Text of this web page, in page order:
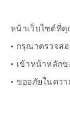
หน้าเว็บไซต์ที่คุ
• กรุณาตรวจส
• เข้าหน้าหลัก
• ขออภัยในคว